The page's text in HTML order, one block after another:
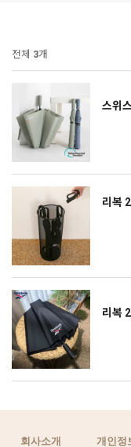
전체 3개
스위
리복
리복
회사소개 개인정